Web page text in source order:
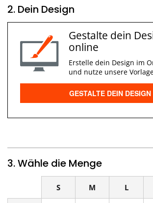
2. Dein Design
Gestalte dein
online
Erstelle dein Design im
und nutze unsere
GESTALTE DEIN DESIGN
3. Wähle die Menge
S M L